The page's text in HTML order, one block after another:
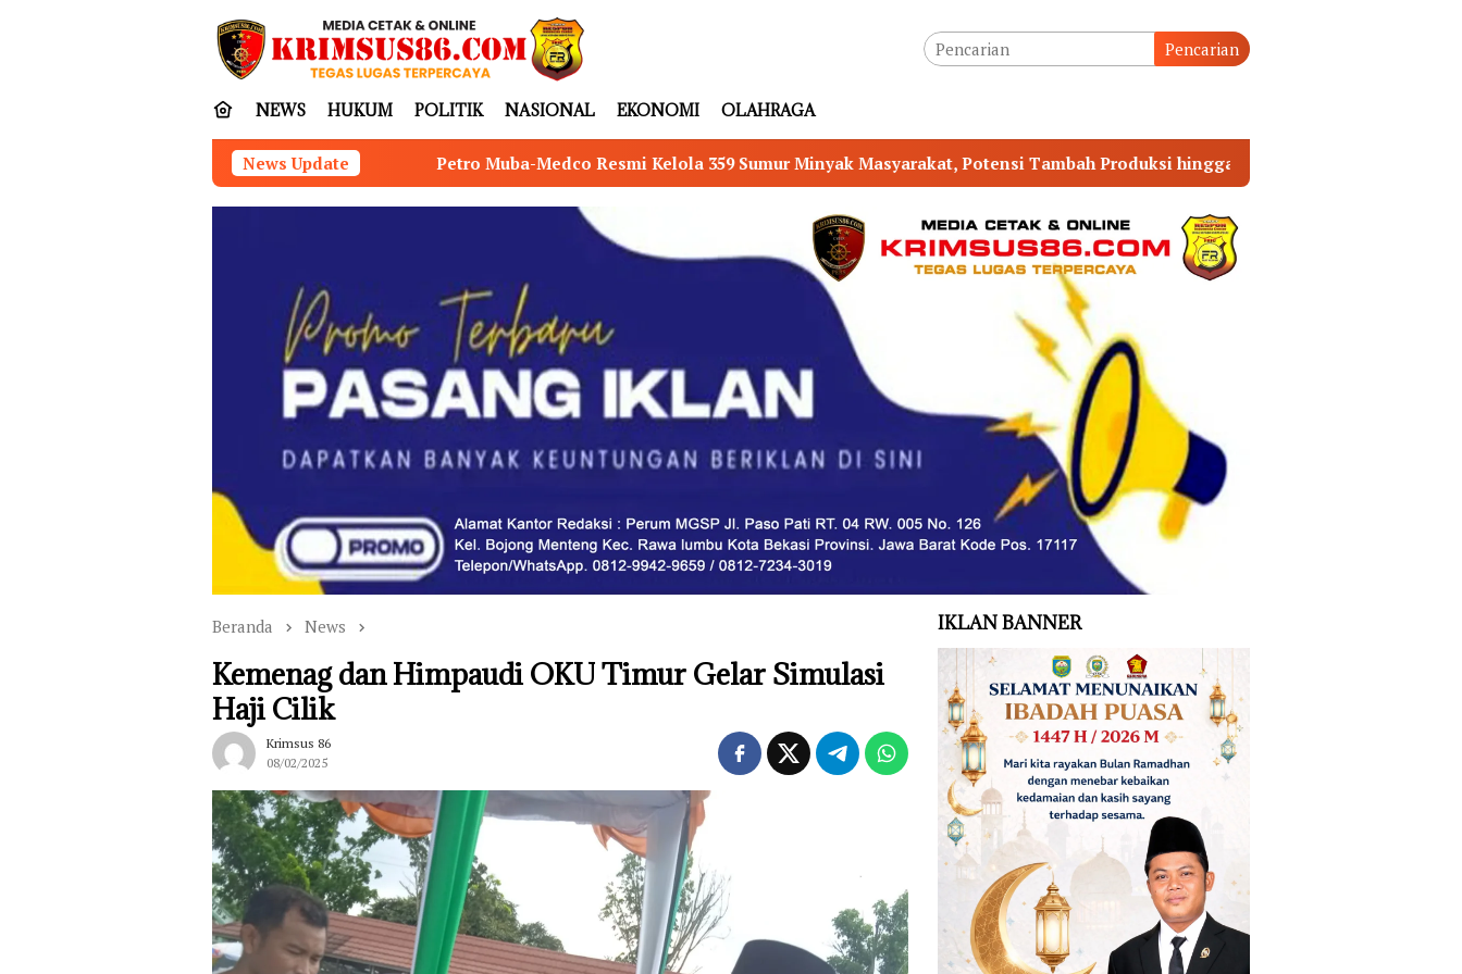
Pencarian
NEWS HUKUM POLITIK NASIONAL EKONOMI OLAHRAGA
News Update
Petro Muba-Medco Resmi Kelola 359 Sumur Minyak Masyarakat, Potensi Tambah Produksi hingga 3.000 BOPD 10 PEJABAT POLRES MUBA BERGANTI,
Beranda News
Kemenag dan Himpaudi OKU Timur Gelar Simulasi
Haji Cilik
Krimsus 86
08/02/2025
IKLAN BANNER